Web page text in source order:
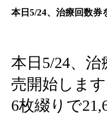
本日5/24、治療回数券
本日5/24、
売開始します
6枚綴りで